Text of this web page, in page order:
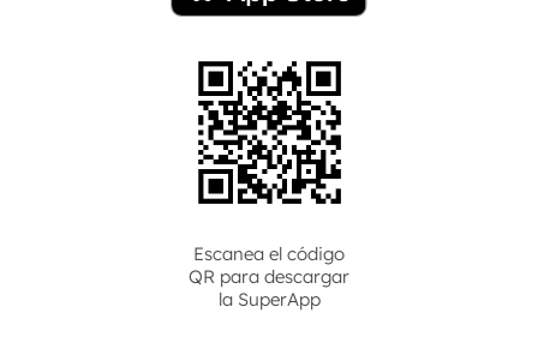
Escanea el código
QR para descargar
la SuperApp